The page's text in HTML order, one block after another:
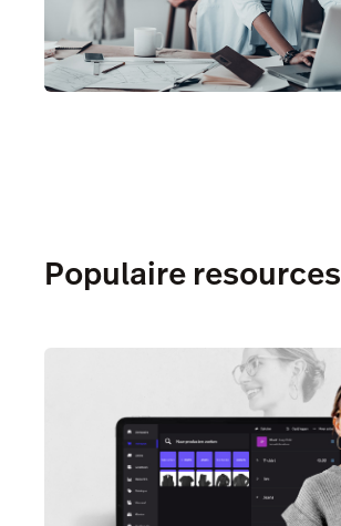
Populaire resources